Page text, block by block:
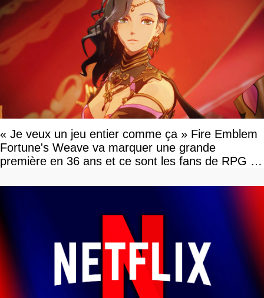
« Je veux un jeu entier comme ça » Fire Emblem
Fortune's Weave va marquer une grande
première en 36 ans et ce sont les fans de RPG en